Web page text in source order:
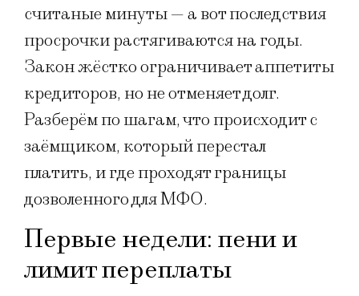
считаные минуты — а вот последствия
просрочки растягиваются на годы.
Закон жёстко ограничивает аппетиты
кредиторов, но не отменяет долг.
Разберём по шагам, что происходит с
заёмщиком, который перестал
платить, и где проходят границы
дозволенного для МФО.
Первые недели: пени и
лимит переплаты